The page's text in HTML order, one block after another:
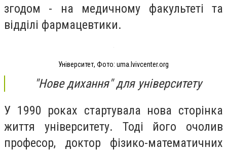
згодом - на медичному факультеті та
відділі фармацевтики.
Університет, Фото: uma.lvivcenter.org
"Нове дихання" для університету
У 1990 роках стартувала нова сторінка
життя університету. Тоді його очолив
професор, доктор фізико-математичних